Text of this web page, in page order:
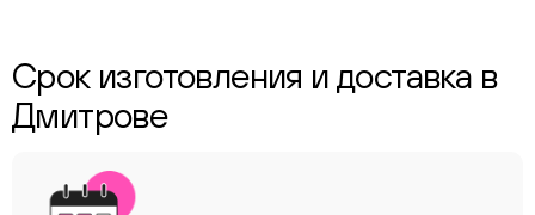
Срок изготовления и доставка в
Дмитрове